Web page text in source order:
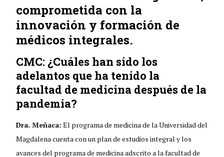
comprometida con la
innovación y formación de
médicos integrales.
CMC: ¿Cuáles han sido los
adelantos que ha tenido la
facultad de medicina después de la
pandemia?
Dra. Meñaca: El programa de medicina de la Universidad del
Magdalena cuenta con un plan de estudios integral y los
avances del programa de medicina adscrito a la facultad de